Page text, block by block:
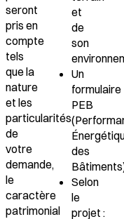
seront
pris en
compte
tels
que la
nature
et les
particularités
de
votre
demande,
le
caractère
patrimonial
et
de
son
Un
formulaire
PEB
des
Selon
le
projet :